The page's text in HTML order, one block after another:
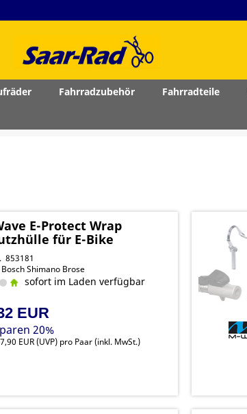
Fahrradzubehör Fahrradteile
E-Protect Wrap
für E-Bike
853181
Shimano Brose
sofort im Laden verfügbar
EUR
20%
EUR(UVP) pro Paar (inkl. MwSt.)